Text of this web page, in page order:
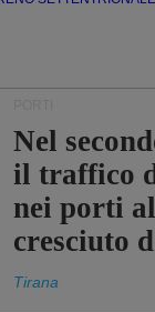
Nel
il traffico
nei porti
cresciuto
Tirana